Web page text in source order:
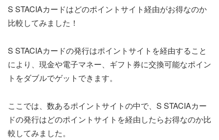
S STACIAカードはどのポイントサイト経由がお得なのか
比較してみました！
S STACIAカードの発行はポイントサイトを経由すること
により、現金や電子マネー、ギフト券に交換可能なポイン
トをダブルでゲットできます。
ここでは、数あるポイントサイトの中で、S STACIAカー
ドの発行はどのポイントサイトを経由したらお得なのか比
較してみました。